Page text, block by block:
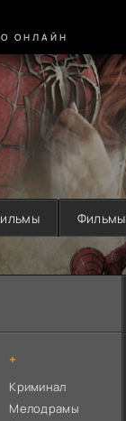
ОНЛАЙН
+
Криминал
Мелодрамы